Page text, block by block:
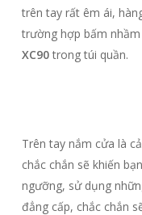
trên tay rất êm ái,
trường hợp bấm
XC90trong túi quần.
Trên tay nắm cửa là
chắc chắn sẽ khiến
ngưỡng, sử dụng
đẳng cấp, chắc chắn